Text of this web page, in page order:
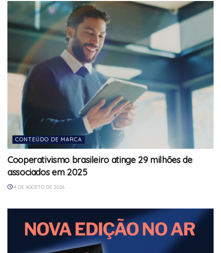
CONTEÚDO DE MARCA
Cooperativismo brasileiro atinge 29 milhões de
associados em 2025
4 DE AGOSTO DE 2026